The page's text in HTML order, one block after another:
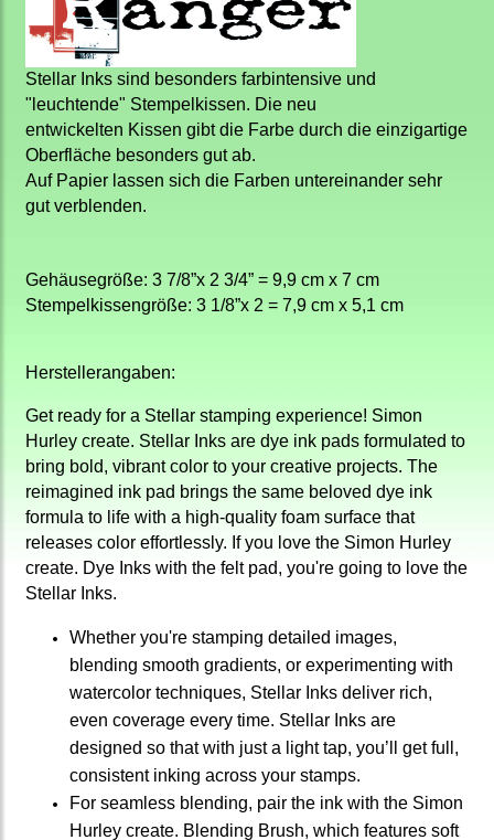
Stellar Inks sind besonders farbintensive und
"leuchtende" Stempelkissen. Die neu
entwickelten Kissen gibt die Farbe durch die einzigartige
Oberfläche besonders gut ab.
Auf Papier lassen sich die Farben untereinander sehr
gut verblenden.
Gehäusegröße: 3 7/8”x 2 3/4” = 9,9 cm x 7 cm
Stempelkissengröße: 3 1/8”x 2 = 7,9 cm x 5,1 cm
Herstellerangaben:
Get ready for a Stellar stamping experience! Simon
Hurley create. Stellar Inks are dye ink pads formulated to
bring bold, vibrant color to your creative projects. The
reimagined ink pad brings the same beloved dye ink
formula to life with a high-quality foam surface that
releases color effortlessly. If you love the Simon Hurley
create. Dye Inks with the felt pad, you're going to love the
Stellar Inks.
Whether you're stamping detailed images,
blending smooth gradients, or experimenting with
watercolor techniques, Stellar Inks deliver rich,
even coverage every time. Stellar Inks are
designed so that with just a light tap, you’ll get full,
consistent inking across your stamps.
For seamless blending, pair the ink with the Simon
Hurley create. Blending Brush, which features soft